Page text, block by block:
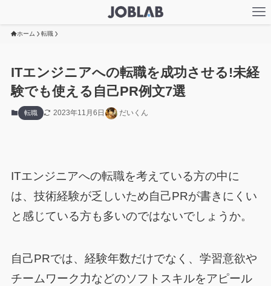
ホーム 転職
ITエンジニアへの転職を成功させる!未経
験でも使える自己PR例文7選
転職 2023年11月6日 だいくん
ITエンジニアへの転職を考えている方の中に
は、技術経験が乏しいため自己PRが書きにくい
と感じている方も多いのではないでしょうか。
自己PRでは、経験年数だけでなく、学習意欲や
チームワーク力などのソフトスキルをアピール